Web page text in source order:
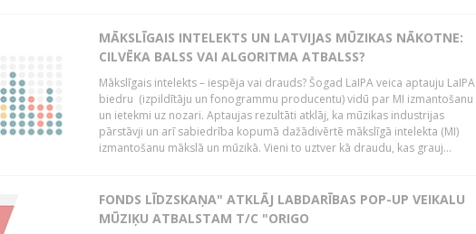
MĀKSLĪGAIS INTELEKTS UN LATVIJAS MŪZIKAS NĀKOTNE:
CILVĒKA BALSS VAI ALGORITMA ATBALSS?
Mākslīgais intelekts – iespēja vai drauds? Šogad LaIPA veica aptauju LaIPA
biedru (izpildītāju un fonogrammu producentu) vidū par MI izmantošanu
un ietekmi uz nozari. Aptaujas rezultāti atklāj, ka mūzikas industrijas
pārstāvji un arī sabiedrība kopumā dažādivērtē mākslīgā intelekta (MI)
izmantošanu mākslā un mūzikā. Vieni to uztver kā draudu, kas grauj...
FONDS LĪDZSKAŅA" ATKLĀJ LABDARĪBAS POP-UP VEIKALU
MŪZIĶU ATBALSTAM T/C "ORIGO